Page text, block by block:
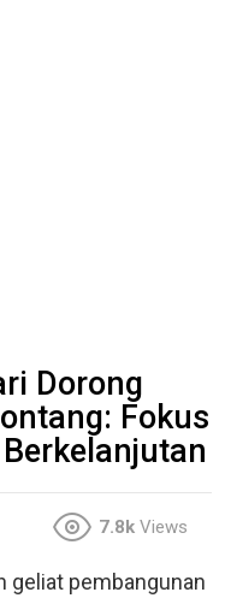
Dorong
Fokus
7.8k Views
geliat pembangunan